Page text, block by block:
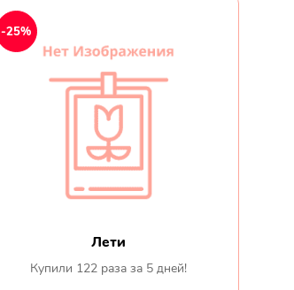
Лети
Купили 122 раза за 5 дней!
-25%